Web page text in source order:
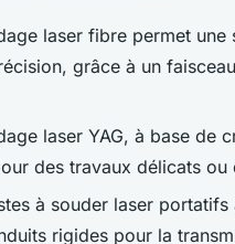
laser fibre permet une
grâce à un
laser YAG, à base de
des travaux délicats ou
à souder laser
rigides pour la